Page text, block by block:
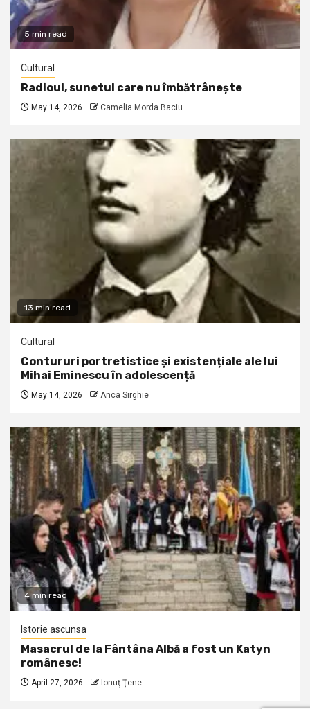
5 min read
Cultural
Radioul, sunetul care nu îmbătrânește
May 14, 2026 Camelia Morda Baciu
13 min read
Cultural
Contururi portretistice și existențiale ale lui
Mihai Eminescu în adolescență
May 14, 2026 Anca Sirghie
4 min read
Istorie ascunsa
Masacrul de la Fântâna Albă a fost un Katyn
românesc!
April 27, 2026 Ionuţ Ţene